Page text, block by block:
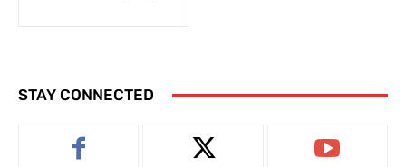
STAY CONNECTED